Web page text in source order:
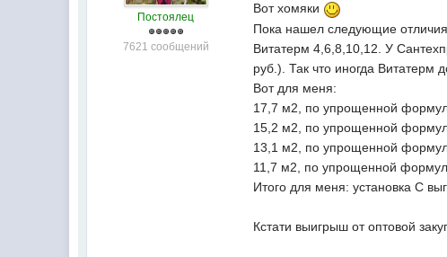
Постоялец
7621 сообщений
Вот хомяки
Пока нашел следующие
Витатерм 4,6,8,10,12. У
руб.). Так что иногда Витатерм
Вот для меня:
17,7 м2, по упрощенной
15,2 м2, по упрощенной
13,1 м2, по упрощенной
11,7 м2, по упрощенной
Итого для меня: установка С
Кстати выигрыш от оптовой